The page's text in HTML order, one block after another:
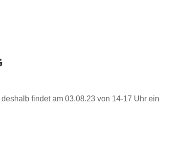
findet am 03.08.23 von 14-17 Uhr ein